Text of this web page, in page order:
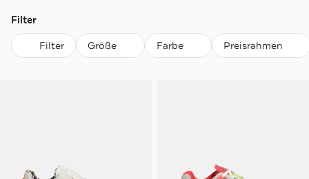
Filter
Filter Größe Farbe Preisrahmen